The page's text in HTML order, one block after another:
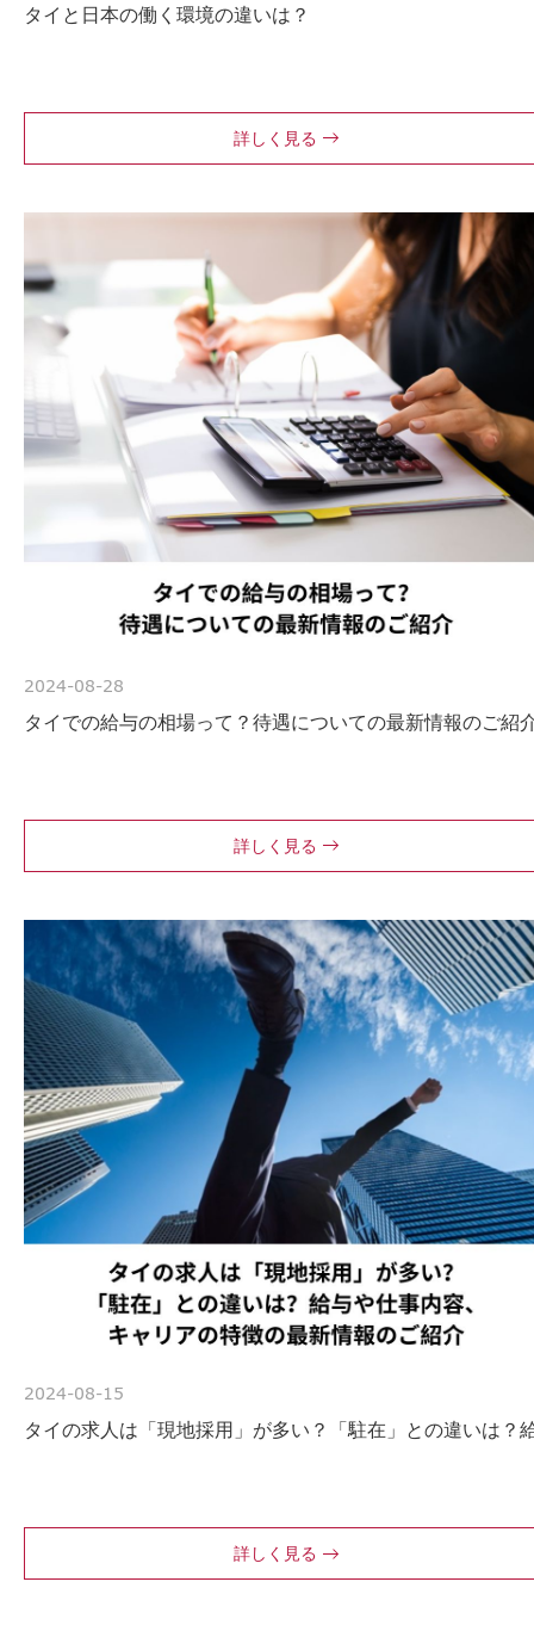
タイと日本の働く環境の違いは？
詳しく見る
2024-08-28
タイでの給与の相場って？待遇についての最新情報のご紹
詳しく見る
2024-08-15
タイの求人は「現地採用」が多い？「駐在」との違いは
詳しく見る